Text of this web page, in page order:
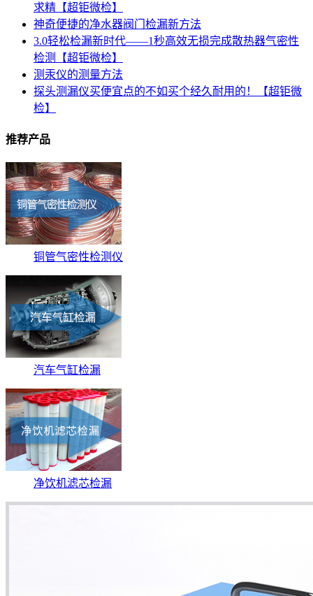
求精【超钜微检】
神奇便捷的净水器阀门检漏新方法
3.0轻松检漏新时代——1秒高效无损完成散热器气密性
检测【超钜微检】
测汞仪的测量方法
探头测漏仪买便宜点的不如买个经久耐用的！【超钜微
检】
推荐产品
铜管气密性检测仪
汽车气缸检漏
净饮机滤芯检漏